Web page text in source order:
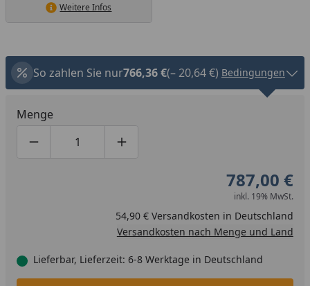
Weitere Infos
So zahlen Sie nur766,36 €(– 20,64 €) Bedingungen
Menge
Produktmenge um eins verringern
Produktmenge manuell eingeben
Produktmenge um eins erhöhen
787,00 €
inkl. 19% MwSt.
54,90 € Versandkosten in Deutschland
Versandkosten nach Menge und Land
Lieferbar, Lieferzeit: 6-8 Werktage in Deutschland